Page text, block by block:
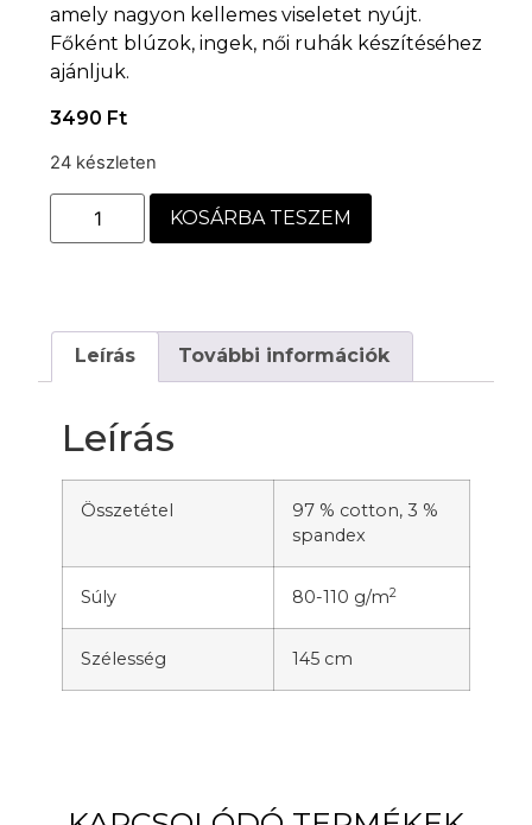
amely nagyon kellemes viseletet nyújt.
Főként blúzok, ingek, női ruhák készítéséhez
ajánljuk.
3490 Ft
24 készleten
KOSÁRBA TESZEM
Leírás További információk
Leírás
Összetétel
97 % cotton, 3 %
spandex
Súly 80-110 g/m2
Szélesség 145 cm